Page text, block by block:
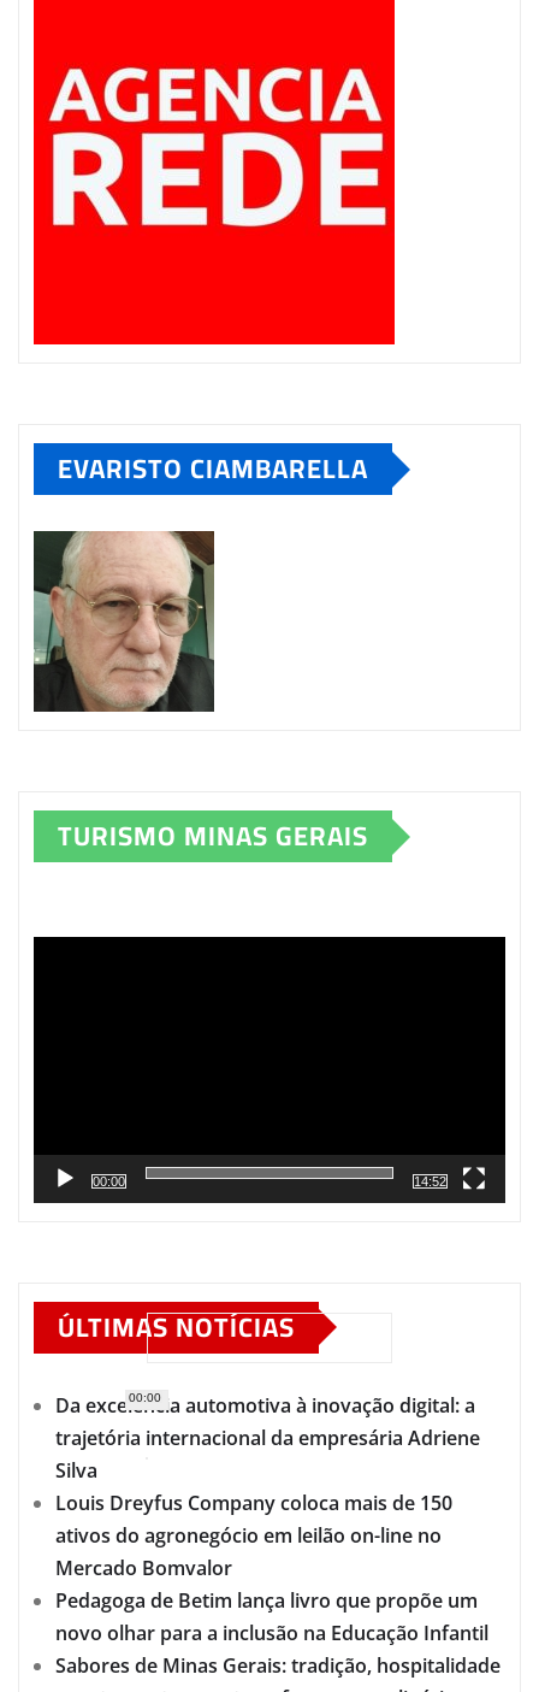
EVARISTO CIAMBARELLA
TURISMO MINAS GERAIS
00:00
00:00
14:52
ÚLTIMAS NOTÍCIAS
Da excelência automotiva à inovação digital: a
trajetória internacional da empresária Adriene
Silva
Louis Dreyfus Company coloca mais de 150
ativos do agronegócio em leilão on-line no
Mercado Bomvalor
Pedagoga de Betim lança livro que propõe um
novo olhar para a inclusão na Educação Infantil
Sabores de Minas Gerais: tradição, hospitalidade